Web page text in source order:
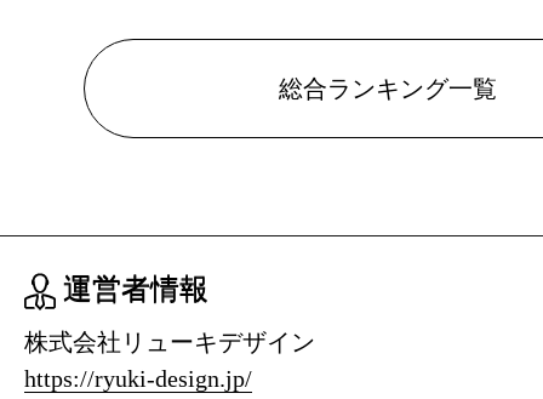
総合ランキング一覧
運営者情報
株式会社リューキデザイン
https://ryuki-design.jp/